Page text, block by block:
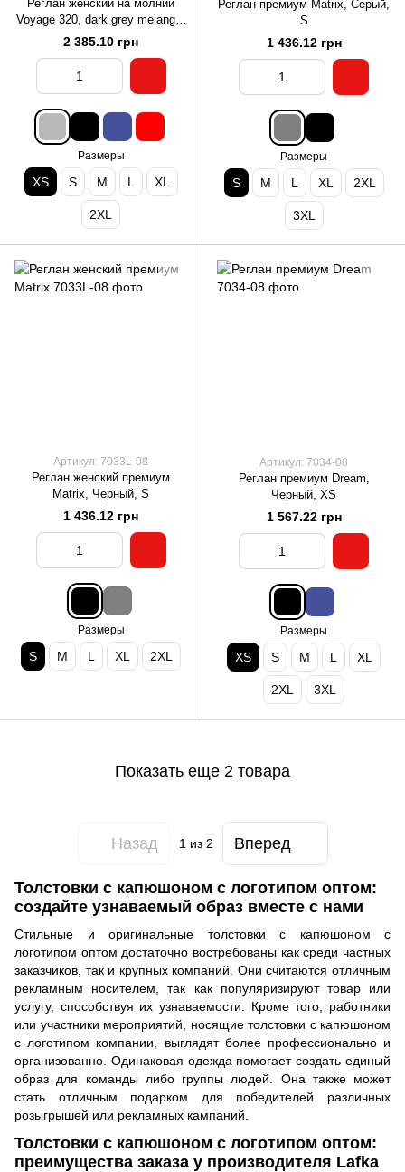
Реглан женский на молнии
Voyage 320, dark grey melange,
XS
2 385.10 грн
Размеры
XS S M L XL
2XL
Реглан премиум Matrix, Серый,
S
1 436.12 грн
Размеры
S M L XL 2XL
3XL
Артикул: 7033L-08
Реглан женский премиум
Matrix, Черный, S
1 436.12 грн
Размеры
S M L XL 2XL
Артикул: 7034-08
Реглан премиум Dream,
Черный, XS
1 567.22 грн
Размеры
XS S M L XL
2XL 3XL
Показать еще 2 товара
Назад 1из 2 Вперед
Толстовки с капюшоном с логотипом оптом:
создайте узнаваемый образ вместе с нами
Стильные и оригинальные толстовки с капюшоном с
логотипом оптом достаточно востребованы как среди частных
заказчиков, так и крупных компаний. Они считаются отличным
рекламным носителем, так как популяризируют товар или
услугу, способствуя их узнаваемости. Кроме того, работники
или участники мероприятий, носящие толстовки с капюшоном
с логотипом компании, выглядят более профессионально и
организованно. Одинаковая одежда помогает создать единый
образ для команды либо группы людей. Она также может
стать отличным подарком для победителей различных
розыгрышей или рекламных кампаний.
Толстовки с капюшоном с логотипом оптом:
преимущества заказа у производителя Lafka